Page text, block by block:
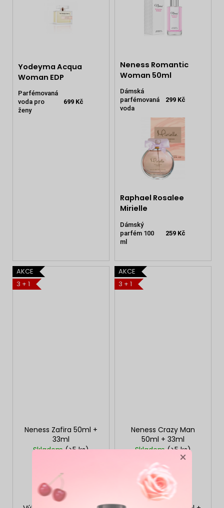
Yodeyma Acqua
Woman EDP
Parfémovaná
voda pro
ženy
699 Kč
Neness Romantic
Woman 50ml
Dámská
parfémovaná
voda
299 Kč
Raphael Rosalee
Mirielle
Dámský
parfém 100
ml
259 Kč
AKCE
3 + 1
Neness Zafira 50ml +
33ml
Skladem(>5 ks)
DO KOŠÍKU
AKCE
3 + 1
Neness Crazy Man
50ml + 33ml
Skladem(>5 ks)
DO KOŠÍKU
×